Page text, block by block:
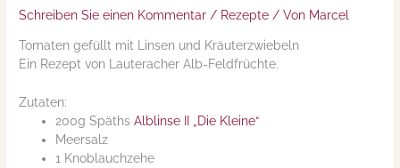
Schreiben Sie einen Kommentar / Rezepte / Von Marcel
Tomaten gefüllt mit Linsen und Kräuterzwiebeln
Ein Rezept von Lauteracher Alb-Feldfrüchte.
Zutaten:
200g SpäthsAlblinse II „Die Kleine“
Meersalz
1 Knoblauchzehe